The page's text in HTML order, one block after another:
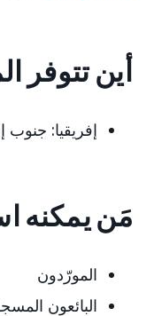
أين تتوفر
إفريقيا: جنوب
مَن يمكنه
المورّدون
البائعون